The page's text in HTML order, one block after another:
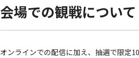
会場での観戦について
オンラインでの配信に加え、抽選で限定